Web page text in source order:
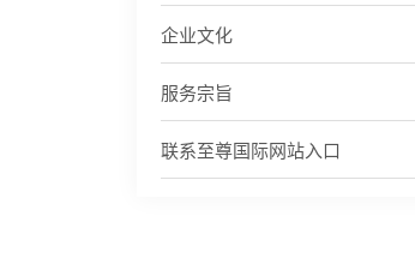
企业文化
服务宗旨
联系至尊国际网站入口